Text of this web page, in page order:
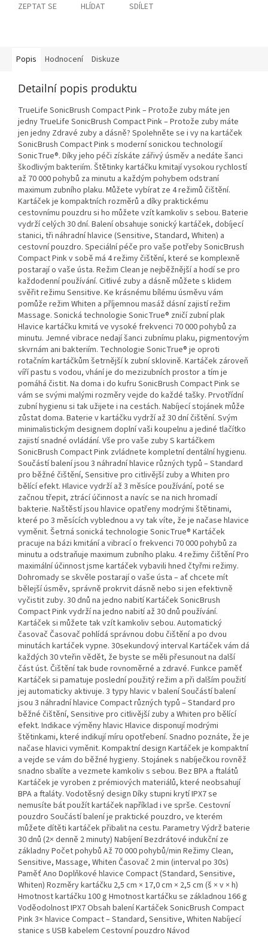
ZEPTAT SE HLÍDAT SDÍLET
Popis Hodnocení Diskuze
Detailní popis produktu
TrueLife SonicBrush Compact Pink – Protože zuby máte jen
jedny TrueLife SonicBrush Compact Pink – Protože zuby máte
jen jedny Zdravé zuby a dásně? Spolehněte se i vy na kartáček
SonicBrush Compact Pink s moderní sonickou technologií
SonicTrue®. Díky jeho péči získáte zářivý úsměv a nedáte šanci
škodlivým bakteriím. Štětinky kartáčku kmitají vysokou rychlostí
až 70 000 pohybů za minutu a každým pohybem odstraní
maximum zubního plaku. Můžete vybírat ze 4 režimů čištění.
Kartáček je kompaktních rozměrů a díky praktickému
cestovnímu pouzdru si ho můžete vzít kamkoliv s sebou. Baterie
vydrží celých 30 dní. Balení obsahuje sonický kartáček, dobíjecí
stanici, tři náhradní hlavice (Sensitive, Standard, Whiten) a
cestovní pouzdro. Speciální péče pro vaše potřeby SonicBrush
Compact Pink v sobě má 4 režimy čištění, které se komplexně
postarají o vaše ústa. Režim Clean je nejběžnější a hodí se pro
každodenní používání. Citlivé zuby a dásně můžete s klidem
svěřit režimu Sensitive. Ke krásnému bílému úsměvu vám
pomůže režim Whiten a příjemnou masáž dásní zajistí režim
Massage. Sonická technologie SonicTrue® zničí zubní plak
Hlavice kartáčku kmitá ve vysoké frekvenci 70 000 pohybů za
minutu. Jemné vibrace nedají šanci zubnímu plaku, pigmentovým
skvrnám ani bakteriím. Technologie SonicTrue® je oproti
rotačním kartáčkům šetrnější k zubní sklovině. Kartáček zároveň
víří pastu s vodou, vhání je do mezizubních prostor a tím je
pomáhá čistit. Na doma i do kufru SonicBrush Compact Pink se
vám se svými malými rozměry vejde do každé tašky. Prvotřídní
zubní hygienu si tak užijete i na cestách. Nabíjecí stojánek může
zůstat doma. Baterie v kartáčku vydrží až 30 dní čištění. Svým
minimalistickým designem doplní vaši koupelnu a jediné tlačítko
zajistí snadné ovládání. Vše pro vaše zuby S kartáčkem
SonicBrush Compact Pink zvládnete kompletní dentální hygienu.
Součástí balení jsou 3 náhradní hlavice různých typů – Standard
pro běžné čištění, Sensitive pro citlivější zuby a Whiten pro
bělící efekt. Hlavice vydrží až 3 měsíce používání, poté se
začnou třepit, ztrácí účinnost a navíc se na nich hromadí
bakterie. Naštěstí jsou hlavice opatřeny modrými štětinami,
které po 3 měsících vyblednou a vy tak víte, že je načase hlavice
vyměnit. Šetrná sonická technologie SonicTrue® Kartáček
pracuje na bázi kmitání a vibrací o frekvenci 70 000 pohybů za
minutu a odstraňuje maximum zubního plaku. 4 režimy čištění Pro
maximální účinnost jsme kartáček vybavili hned čtyřmi režimy.
Dohromady se skvěle postarají o vaše ústa – ať chcete mít
bělejší úsměv, správně prokrvit dásně nebo si jen efektivně
vyčistit zuby. 30 dnů na jedno nabití Kartáček SonicBrush
Compact Pink vydrží na jedno nabití až 30 dnů používání.
Kartáček si můžete tak vzít kamkoliv sebou. Automatický
časovač Časovač pohlídá správnou dobu čištění a po dvou
minutách kartáček vypne. 30sekundový interval Kartáček vám dá
každých 30 vteřin vědět, že byste se měli přesunout na další
část úst. Čištění tak bude rovnoměrné a zdravé. Funkce paměť
Kartáček si pamatuje poslední použitý režim a při dalším použití
jej automaticky aktivuje. 3 typy hlavic v balení Součástí balení
jsou 3 náhradní hlavice Compact různých typů – Standard pro
běžné čištění, Sensitive pro citlivější zuby a Whiten pro bělící
efekt. Indikace výměny hlavic Hlavice disponují modrými
štětinkami, které indikují míru opotřebení. Snadno poznáte, že je
načase hlavici vyměnit. Kompaktní design Kartáček je kompaktní
a vejde se vám do běžné hygieny. Stojánek s nabíječkou rovněž
snadno sbalíte a vezmete kamkoliv s sebou. Bez BPA a ftalátů
Kartáček je vyroben z prémiových materiálů, které neobsahují
BPA a ftaláty. Vodotěsný design Díky stupni krytí IPX7 se
nemusíte bát použít kartáček například i ve sprše. Cestovní
pouzdro Součástí balení je praktické pouzdro, ve kterém
můžete dítěti kartáček přibalit na cestu. Parametry Výdrž baterie
30 dnů (2× denně 2 minuty) Nabíjení Bezdrátové indukční ze
základny Počet pohybů Až 70 000 pohybů/min Režimy Clean,
Sensitive, Massage, Whiten Časovač 2 min (interval po 30s)
Paměť Ano Doplňkové hlavice Compact (Standard, Sensitive,
Whiten) Rozměry kartáčku 2,5 cm × 17,0 cm × 2,5 cm (š × v × h)
Hmotnost kartáčku 100 g Hmotnost kartáčku se základnou 166 g
Voděodolnost IPX7 Obsah balení Kartáček SonicBrush Compact
Pink 3× hlavice Compact – Standard, Sensitive, Whiten Nabíjecí
stanice s USB kabelem Cestovní pouzdro Návod